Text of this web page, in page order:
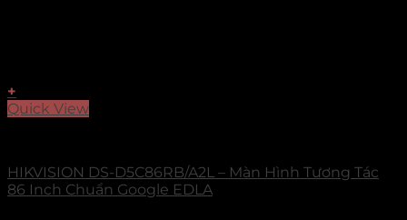
+
Quick View
HIKVISION DS-D5C86RB/A2L – Màn Hình Tương Tác
86 Inch Chuẩn Google EDLA